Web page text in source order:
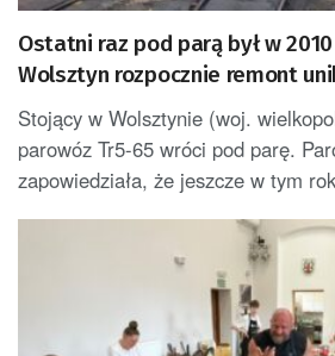
Ostatni raz pod parą był w
Wolsztyn rozpocznie remont
Stojący w Wolsztynie (woj.
parowóz Tr5-65 wróci pod parę.
zapowiedziała, że jeszcze w tym